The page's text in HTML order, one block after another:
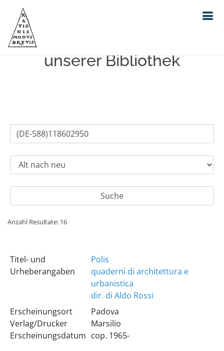
Einfache Suche im Bestand
unserer Bibliothek
Anzahl Resultate: 16
Titel- und
Urheberangaben
Polis
quaderni di architettura e
urbanistica
dir. di Aldo Rossi
Erscheinungsort
Verlag/Drucker
Erscheinungsdatum
Padova
Marsilio
cop. 1965-